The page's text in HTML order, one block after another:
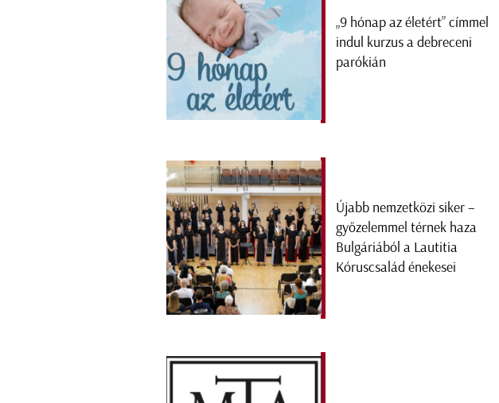
„9 hónap az életért” címmel
indul kurzus a debreceni
parókián
Újabb nemzetközi siker –
győzelemmel térnek haza
Bulgáriából a Lautitia
Kóruscsalád énekesei